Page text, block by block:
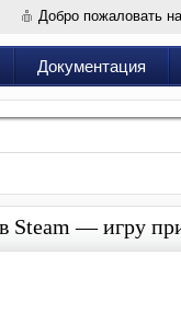
Добро пожаловать
Документация
Steam — игру